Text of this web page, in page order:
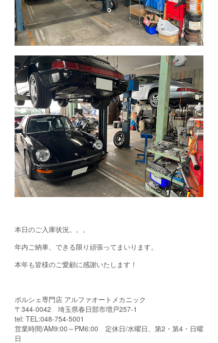
本日のご入庫状況。。。
年内ご納車、できる限り頑張ってまいります。
本年も皆様のご愛顧に感謝いたします！
ポルシェ専門店 アルファオートメカニック
〒344-0042 埼玉県春日部市増戸257-1
tel: TEL:048-754-5001
営業時間/AM9:00～PM6:00 定休日/水曜日、第2・第4・日曜
日